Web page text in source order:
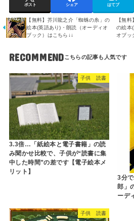
ポスト シェア はてブ
【無料】芥川龍之介「蜘蛛の糸」の
絵本(英語あり)・朗読（オーディオ
ブック）はこちら↓↓
【無
の絵本
オブッ
RECOMMEND
子供 読書
3.3倍…「紙絵本と電子書籍」の読
み聞かせ比較で、子供が“読書に集
中した時間”の差です【電子絵本メ
リット】
3分
郎」
ーデ
子供 読書